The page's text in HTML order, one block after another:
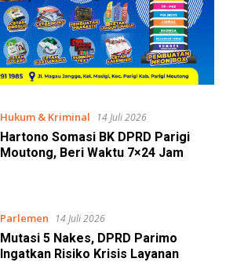
Hukum & Kriminal 14 Juli 2026
Hartono Somasi BK DPRD Parigi
Moutong, Beri Waktu 7×24 Jam
Parlemen 14 Juli 2026
Mutasi 5 Nakes, DPRD Parimo
Ingatkan Risiko Krisis Layanan